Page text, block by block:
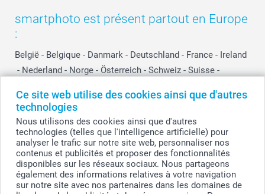
Ce site web utilise des cookies ainsi que d'autres
technologies
Nous utilisons des cookies ainsi que d'autres
technologies (telles que l'intelligence artificielle) pour
analyser le trafic sur notre site web, personnaliser nos
contenus et publicités et proposer des fonctionnalités
disponibles sur les réseaux sociaux. Nous partageons
également des informations relatives à votre navigation
sur notre site avec nos partenaires dans les domaines de
smartphoto est présent partout en Europe
:
België - Belgique - Danmark - Deutschland - France - Ireland
- Nederland - Norge - Österreich - Schweiz - Suisse -
Other Countries
© smartphoto group. Tous droits réservés
Tous les prix sont en EURO (€), TVA incluse et hors frais de port.